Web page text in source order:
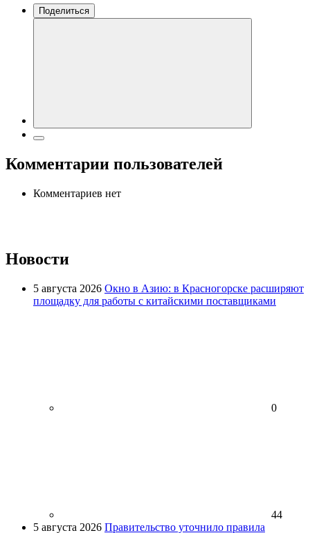
Поделиться
Комментарии пользователей
Комментариев нет
Новости
5 августа 2026 Окно в Азию: в Красногорске расширяют
площадку для работы с китайскими поставщиками
0
44
5 августа 2026 Правительство уточнило правила